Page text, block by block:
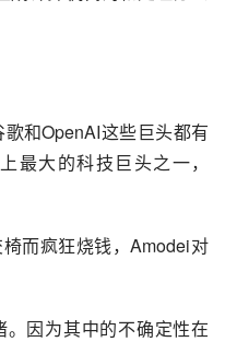
和OpenAI这些巨头都有
最大的科技巨头之一，
而疯狂烧钱，Amodei对
因为其中的不确定性在